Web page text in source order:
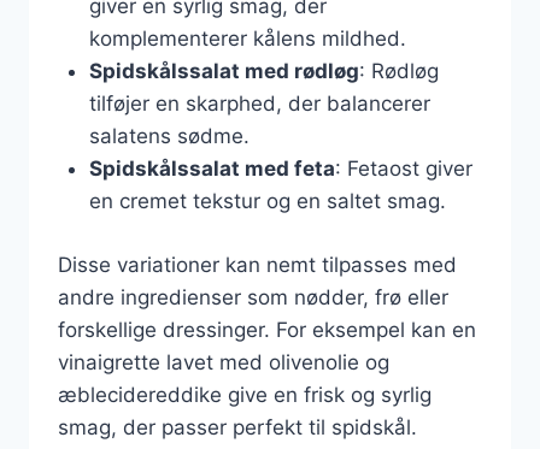
giver en syrlig smag, der
komplementerer kålens mildhed.
Spidskålssalat med rødløg: Rødløg
tilføjer en skarphed, der balancerer
salatens sødme.
Spidskålssalat med feta: Fetaost giver
en cremet tekstur og en saltet smag.
Disse variationer kan nemt tilpasses med
andre ingredienser som nødder, frø eller
forskellige dressinger. For eksempel kan en
vinaigrette lavet med olivenolie og
æblecidereddike give en frisk og syrlig
smag, der passer perfekt til spidskål.